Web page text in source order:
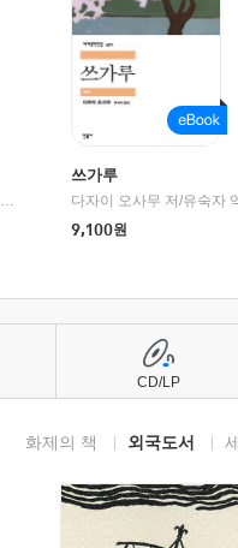
제이미 러시,톰 올릭,스테파니 플랜더스 편저/임경은 역/박정호 감수
쓰가루
다자이 오사무 저/유숙자
9,100원
화제의 책 외국도서
CD/LP